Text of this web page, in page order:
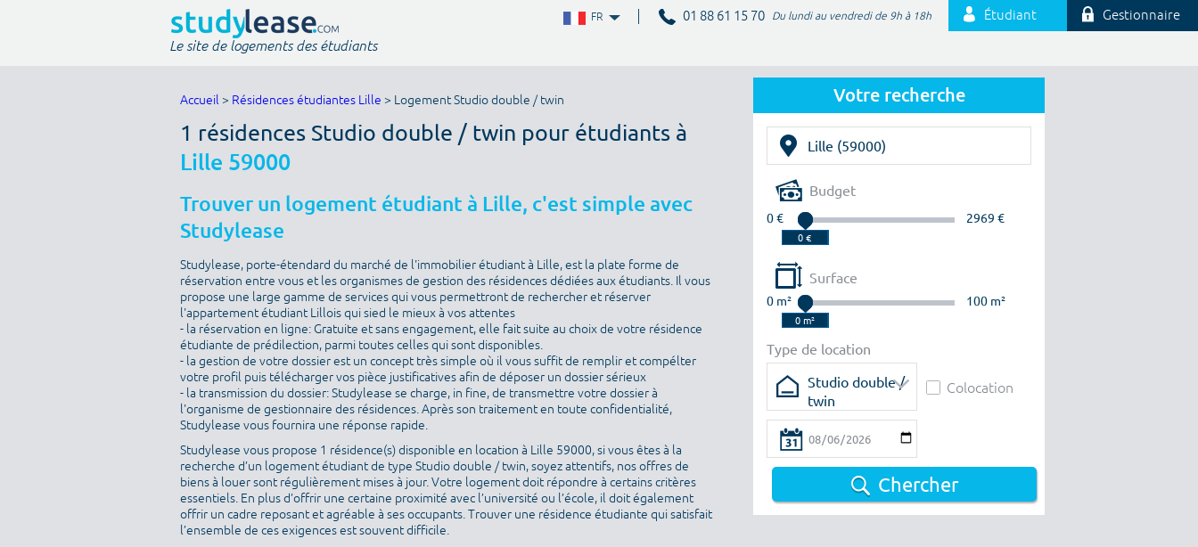
FR 01 88 61 15 70 Du lundi au vendredi de 9h à 18h Étudiant Gestionnaire
Le site de logements des étudiants
Votre recherche
Budget
0 € 2969 €
Surface
0 m² 100 m²
Type de location
Studio double /
twin
Colocation
Chercher
Accueil > Résidences étudiantes Lille > Logement Studio double / twin
1 résidences Studio double / twin pour étudiants à
Lille 59000
Trouver un logement étudiant à Lille, c'est simple avec
Studylease
Studylease, porte-étendard du marché de l'immobilier étudiant à Lille, est la plate forme de
réservation entre vous et les organismes de gestion des résidences dédiées aux étudiants. Il vous
propose une large gamme de services qui vous permettront de rechercher et réserver
l'appartement étudiant Lillois qui sied le mieux à vos attentes
- la réservation en ligne: Gratuite et sans engagement, elle fait suite au choix de votre résidence
étudiante de prédilection, parmi toutes celles qui sont disponibles.
- la gestion de votre dossier est un concept très simple où il vous suffit de remplir et compélter
votre profil puis télécharger vos pièce justificatives afin de déposer un dossier sérieux
- la transmission du dossier: Studylease se charge, in fine, de transmettre votre dossier à
l'organisme de gestionnaire des résidences. Après son traitement en toute confidentialité,
Studylease vous fournira une réponse rapide.
Studylease vous propose 1 résidence(s) disponible en location à Lille 59000, si vous êtes à la
recherche d’un logement étudiant de type Studio double / twin, soyez attentifs, nos offres de
biens à louer sont régulièrement mises à jour. Votre logement doit répondre à certains critères
essentiels. En plus d’offrir une certaine proximité avec l’université ou l’école, il doit également
offrir un cadre reposant et agréable à ses occupants. Trouver une résidence étudiante qui satisfait
l’ensemble de ces exigences est souvent difficile.